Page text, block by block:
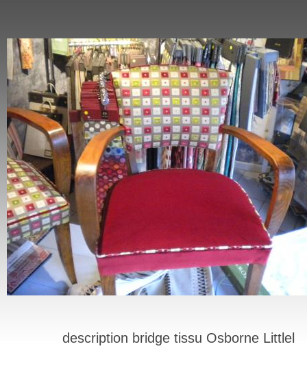
description bridge tissu Osborne Littlel